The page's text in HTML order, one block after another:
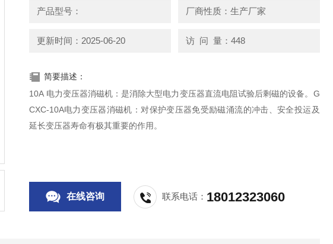
产品型号： 厂商性质：生产厂家
更新时间：2025-06-20 访 问 量：448
简要描述：
10A 电力变压器消磁机：是消除大型电力变压器直流电阻试验后剩磁的设备。G
CXC-10A电力变压器消磁机：对保护变压器免受励磁涌流的冲击、安全投运及
延长变压器寿命有极其重要的作用。
在线咨询 联系电话： 18012323060